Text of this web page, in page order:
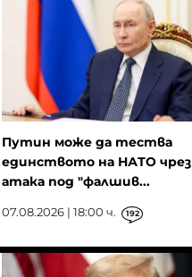
Путин може да тества
единството на НАТО чрез
атака под "фалшив...
07.08.2026 | 18:00 ч. 192